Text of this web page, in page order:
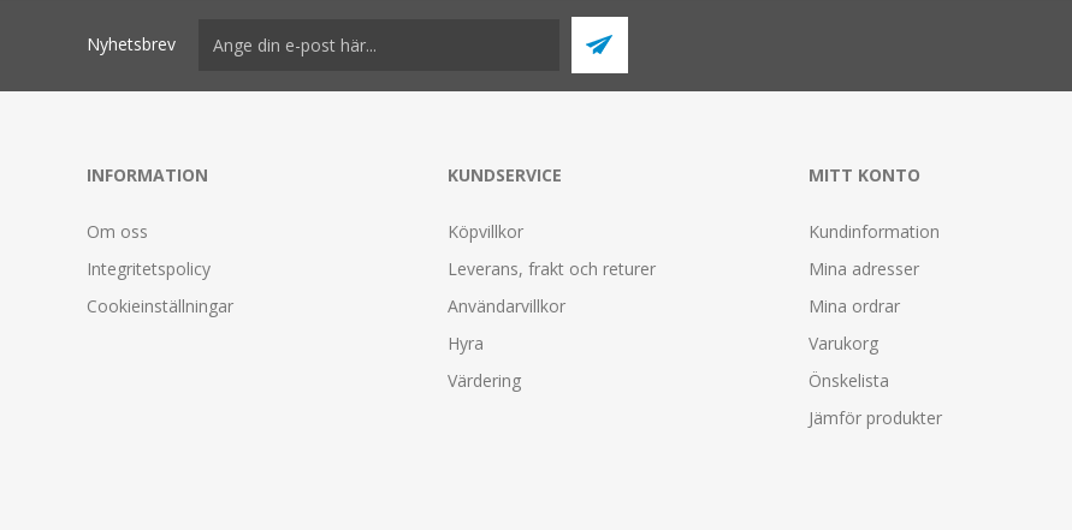
Nyhetsbrev
INFORMATION
Om oss
Integritetspolicy
Cookieinställningar
KUNDSERVICE
Köpvillkor
Leverans, frakt och returer
Användarvillkor
Hyra
Värdering
MITT KONTO
Kundinformation
Mina adresser
Mina ordrar
Varukorg
Önskelista
Jämför produkter